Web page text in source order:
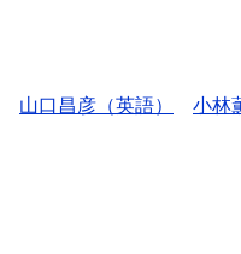
山口昌彦（英語）
小林